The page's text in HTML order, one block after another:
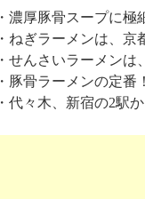
・濃厚豚骨スープに
・ねぎラーメンは、
・せんさいラーメン
・豚骨ラーメンの定
・代々木、新宿の2駅